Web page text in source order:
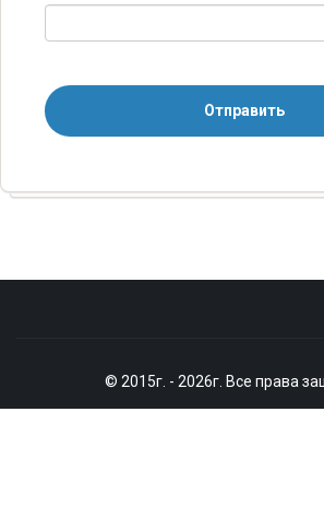
Отправить
© 2015г. - 2026г. Все права